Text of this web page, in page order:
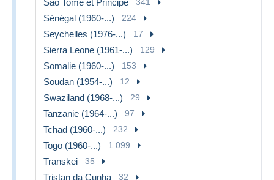
Sao Tome et Principe 341
Sénégal (1960-...) 224
Seychelles (1976-...) 17
Sierra Leone (1961-...) 129
Somalie (1960-...) 153
Soudan (1954-...) 12
Swaziland (1968-...) 29
Tanzanie (1964-...) 97
Tchad (1960-...) 232
Togo (1960-...) 1 099
Transkei 35
Tristan da Cunha 32